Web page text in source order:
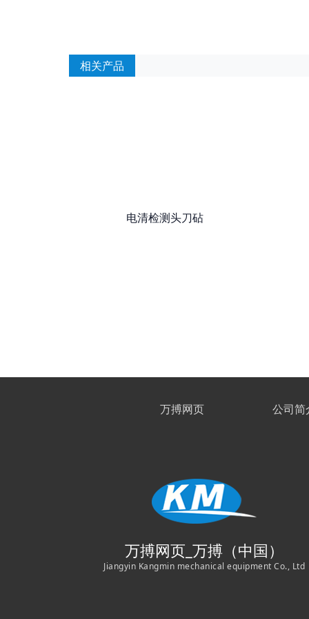
相关产品
电清检测头刀砧
万搏网页 公司简
万搏网页_万搏（中国）
Jiangyin Kangmin mechanical equipment Co., Ltd